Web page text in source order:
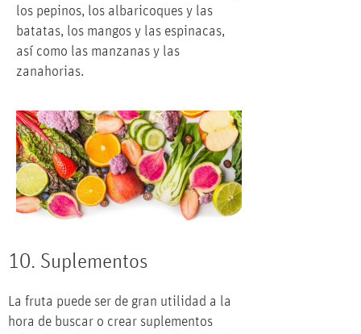
los pepinos, los albaricoques y las
batatas, los mangos y las espinacas,
así como las manzanas y las
zanahorias.
10. Suplementos
La fruta puede ser de gran utilidad a la
hora de buscar o crear suplementos